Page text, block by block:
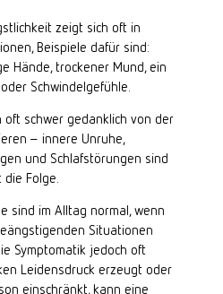
zeigt sich oft in
Beispiele dafür sind:
Hände, trockener Mund, ein
Schwindelgefühle.
schwer gedanklich von der
– innere Unruhe,
und Schlafstörungen sind
die Folge.
sind im Alltag normal, wenn
Situationen
Symptomatik jedoch oft
Leidensdruck erzeugt oder
einschränkt, kann eine